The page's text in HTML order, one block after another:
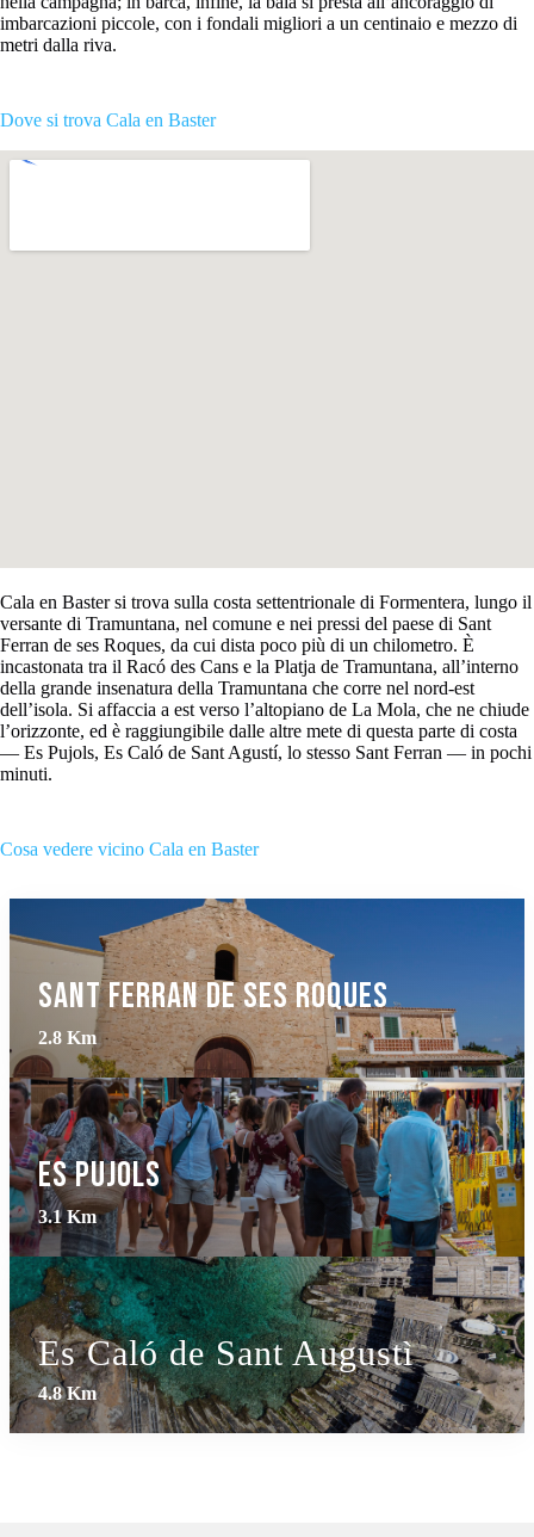
imbarcazioni piccole, con i fondali migliori a un centinaio e mezzo di
metri dalla riva.
Dove si trova Cala en Baster
Cala en Baster si trova sulla costa settentrionale di Formentera, lungo il
versante di Tramuntana, nel comune e nei pressi del paese di Sant
Ferran de ses Roques, da cui dista poco più di un chilometro. È
incastonata tra il Racó des Cans e la Platja de Tramuntana, all’interno
della grande insenatura della Tramuntana che corre nel nord-est
dell’isola. Si affaccia a est verso l’altopiano de La Mola, che ne chiude
l’orizzonte, ed è raggiungibile dalle altre mete di questa parte di costa
— Es Pujols, Es Caló de Sant Agustí, lo stesso Sant Ferran — in pochi
minuti.
Cosa vedere vicino Cala en Baster
Sant Ferran de ses Roques
2.8 Km
Es Pujols
3.1 Km
Es Caló de Sant Augustì
4.8 Km